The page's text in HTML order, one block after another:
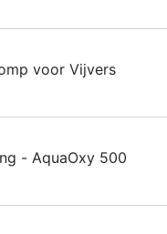
voor Vijvers
- AquaOxy 500